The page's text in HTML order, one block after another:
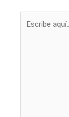
aquí...